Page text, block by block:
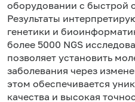
оборудовании с быстрой
Результаты
генетики и
более 5000 NGS
позволяет установить
заболевания через
этом обеспечивается
качества и высокая